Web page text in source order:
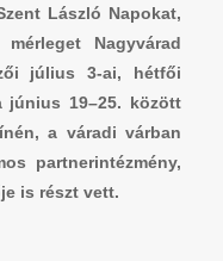
László Napokat,
Nagyvárad
július 3-ai, hétfői
június 19–25. között
a váradi várban
partnerintézmény,
is részt vett.